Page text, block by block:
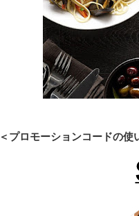
＜プロモーションコードの使